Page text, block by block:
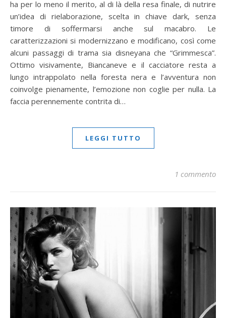
ha per lo meno il merito, al di là della resa finale, di nutrire
un’idea di rielaborazione, scelta in chiave dark, senza
timore di soffermarsi anche sul macabro. Le
caratterizzazioni si modernizzano e modificano, così come
alcuni passaggi di trama sia disneyana che “Grimmesca”.
Ottimo visivamente, Biancaneve e il cacciatore resta a
lungo intrappolato nella foresta nera e l’avventura non
coinvolge pienamente, l’emozione non coglie per nulla. La
faccia perennemente contrita di…
LEGGI TUTTO
1 commento